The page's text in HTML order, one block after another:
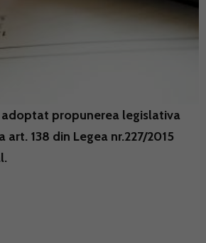
propunerea legislativa
138 din Legea nr.227/2015